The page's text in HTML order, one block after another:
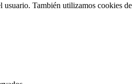
También utilizamos cookies